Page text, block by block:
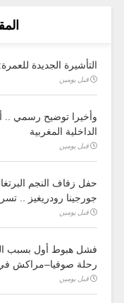
التأشيرة الجديدة
قبل يومين
وأخيرا توضيح رسمي ..
الداخلية المغربية
قبل يومين
حفل زفاف النجم
جورجينا رودريغيز ..
قبل يومين
فشل هبوط أول بسبب
رحلة صوفيا–مراكش في
قبل يومين